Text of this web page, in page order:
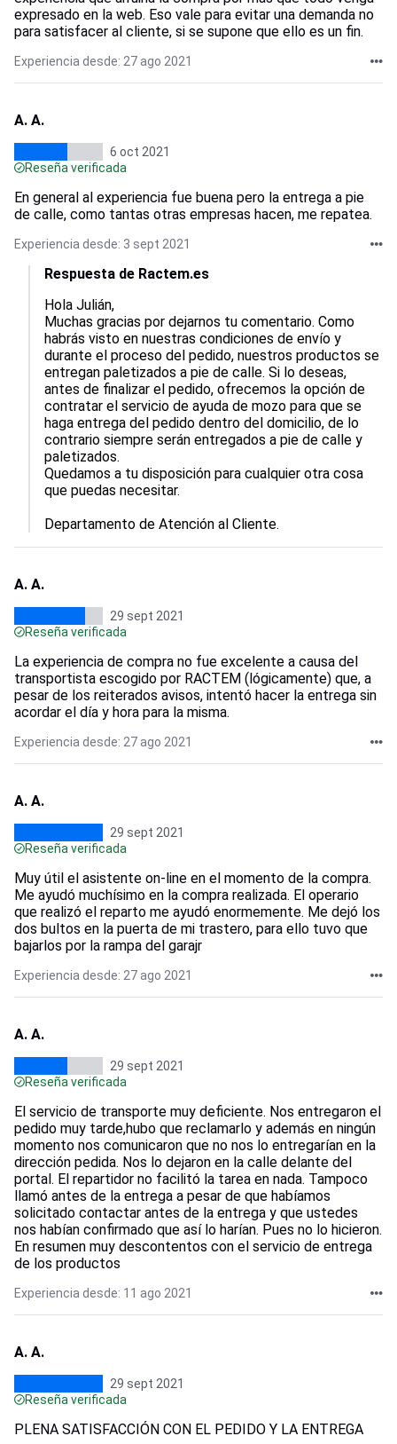
expresado en la web. Eso vale para evitar una demanda no
para satisfacer al cliente, si se supone que ello es un fin.
Experiencia desde: 27 ago 2021
A. A.
6 oct 2021
Reseña verificada
En general al experiencia fue buena pero la entrega a pie
de calle, como tantas otras empresas hacen, me repatea.
Experiencia desde: 3 sept 2021
Respuesta de Ractem.es
Hola Julián,
Muchas gracias por dejarnos tu comentario. Como
habrás visto en nuestras condiciones de envío y
durante el proceso del pedido, nuestros productos se
entregan paletizados a pie de calle. Si lo deseas,
antes de finalizar el pedido, ofrecemos la opción de
contratar el servicio de ayuda de mozo para que se
haga entrega del pedido dentro del domicilio, de lo
contrario siempre serán entregados a pie de calle y
paletizados.
Quedamos a tu disposición para cualquier otra cosa
que puedas necesitar.
Departamento de Atención al Cliente.
A. A.
29 sept 2021
Reseña verificada
La experiencia de compra no fue excelente a causa del
transportista escogido por RACTEM (lógicamente) que, a
pesar de los reiterados avisos, intentó hacer la entrega sin
acordar el día y hora para la misma.
Experiencia desde: 27 ago 2021
A. A.
29 sept 2021
Reseña verificada
Muy útil el asistente on-line en el momento de la compra.
Me ayudó muchísimo en la compra realizada. El operario
que realizó el reparto me ayudó enormemente. Me dejó los
dos bultos en la puerta de mi trastero, para ello tuvo que
bajarlos por la rampa del garajr
Experiencia desde: 27 ago 2021
A. A.
29 sept 2021
Reseña verificada
El servicio de transporte muy deficiente. Nos entregaron el
pedido muy tarde,hubo que reclamarlo y además en ningún
momento nos comunicaron que no nos lo entregarían en la
dirección pedida. Nos lo dejaron en la calle delante del
portal. El repartidor no facilitó la tarea en nada. Tampoco
llamó antes de la entrega a pesar de que habíamos
solicitado contactar antes de la entrega y que ustedes
nos habían confirmado que así lo harían. Pues no lo hicieron.
En resumen muy descontentos con el servicio de entrega
de los productos
Experiencia desde: 11 ago 2021
A. A.
29 sept 2021
Reseña verificada
PLENA SATISFACCIÓN CON EL PEDIDO Y LA ENTREGA